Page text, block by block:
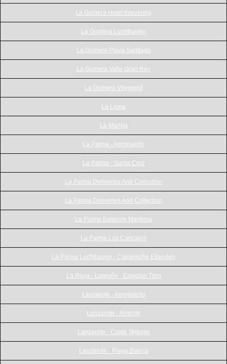
La Gomera Hotel Inlevering
La Gomera Luchthaven
La Gomera Playa Santiago
La Gomera Valle Gran Rey
La Gomera Vliegveld
La Linea
La Marina
La Palma - Aeropuerto
La Palma - Santa Cruz
La Palma Deliveries And Collection
La Palma Deliveries And Collection
La Palma Estacion Maritima
La Palma Los Cancajos
La Palma Luchthaven - Canarische Eilanden
La Rioja - Logroño - Estación Tren
Lanzarote - Aeropuerto
Lanzarote - Arrecife
Lanzarote - Costa Teguise
Lanzarote - Playa Blanca